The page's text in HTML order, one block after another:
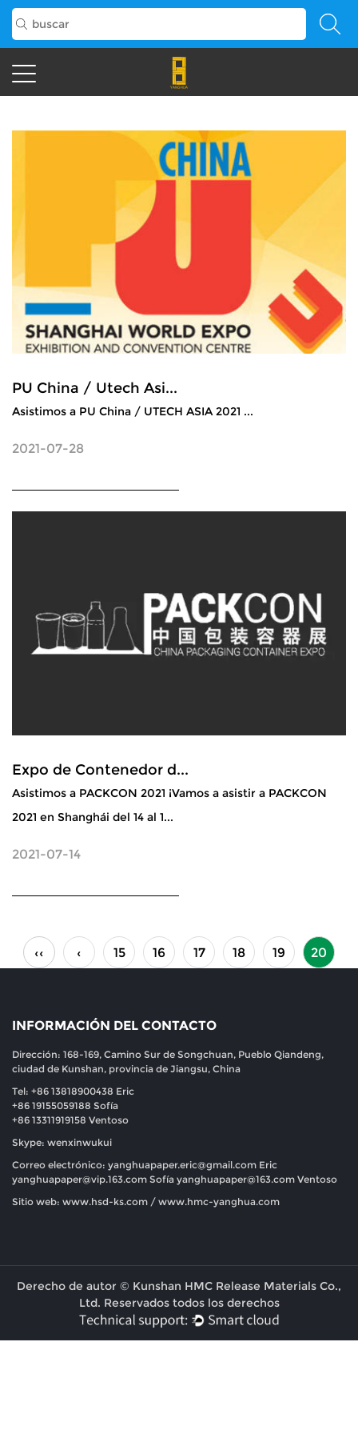
PU China / Utech Asi...
Asistimos a PU China / UTECH ASIA 2021 ...
2021-07-28
Expo de Contenedor d...
Asistimos a PACKCON 2021 ¡Vamos a asistir a PACKCON
2021 en Shanghái del 14 al 1...
2021-07-14
‹‹ ‹ 15 16 17 18 19 20
INFORMACIÓN DEL CONTACTO
Dirección: 168-169, Camino Sur de Songchuan, Pueblo Qiandeng,
ciudad de Kunshan, provincia de Jiangsu, China
Tel: +86 13818900438 Eric
+86 19155059188 Sofía
+86 13311919158 Ventoso
Skype: wenxinwukui
Correo electrónico: yanghuapaper.eric@gmail.com Eric
yanghuapaper@vip.163.com Sofía yanghuapaper@163.com Ventoso
Sitio web: www.hsd-ks.com / www.hmc-yanghua.com
Derecho de autor © Kunshan HMC Release Materials Co.,
Ltd. Reservados todos los derechos